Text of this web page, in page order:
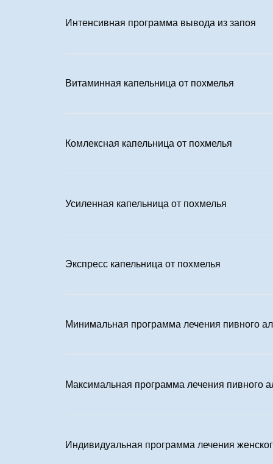
Интенсивная программа вывода из запоя
Витаминная капельница от похмелья
Комлексная капельница от похмелья
Усиленная капельница от похмелья
Экспресс капельница от похмелья
Минимальная программа лечения пивного
Максимальная программа лечения пивного
Индивидуальная программа лечения